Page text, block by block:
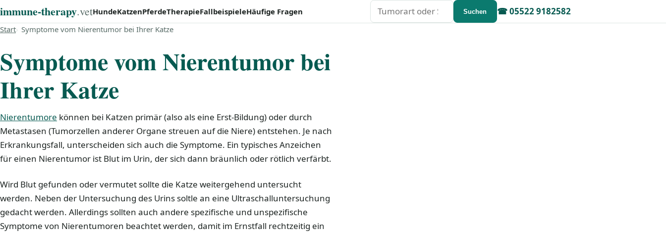
immune‑therapy.vet ☎05522 9182582
HundeKatzenPferdeTherapieFallbeispieleHäufige Fragen Suchen Suchen
Start Symptome vom Nierentumor bei Ihrer Katze
Symptome vom Nierentumor bei
Ihrer Katze
Nierentumore können bei Katzen primär (also als eine Erst-Bildung) oder durch
Metastasen (Tumorzellen anderer Organe streuen auf die Niere) entstehen. Je nach
Erkrankungsfall, unterscheiden sich auch die Symptome. Ein typisches Anzeichen
für einen Nierentumor ist Blut im Urin, der sich dann bräunlich oder rötlich verfärbt.
Wird Blut gefunden oder vermutet sollte die Katze weitergehend untersucht
werden. Neben der Untersuchung des Urins soltle an eine Ultraschalluntersuchung
gedacht werden. Allerdings sollten auch andere spezifische und unspezifische
Symptome von Nierentumoren beachtet werden, damit im Ernstfall rechtzeitig ein